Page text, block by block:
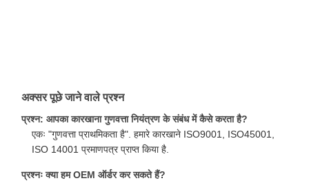
अक्सर पूछे जाने वाले प्रश्न
प्रश्न: आपका कारखाना गुणवत्ता नियंत्रण के संबंध में कैसे करता है?
एकः "गुणवत्ता प्राथमिकता है". हमारे कारखाने ISO9001, ISO45001,
ISO 14001 प्रमाणपत्र प्राप्त किया है.
प्रश्नः क्या हम OEM ऑर्डर कर सकते हैं?